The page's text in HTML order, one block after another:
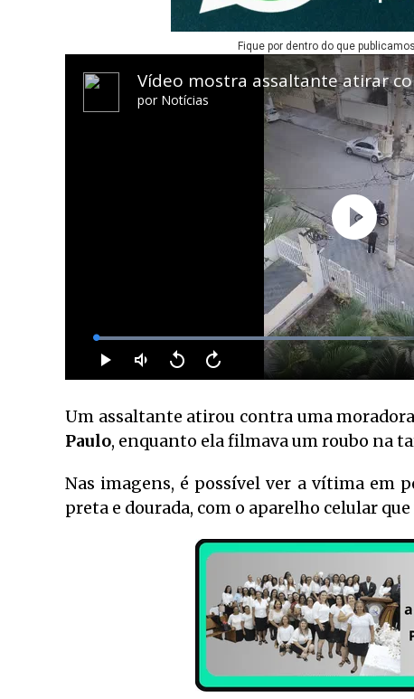
Fique por dentro do que
Um assaltante atirou contra uma
Paulo, enquanto ela filmava um roubo na
Nas imagens, é possível ver a vítima em
preta e dourada, com o aparelho celular